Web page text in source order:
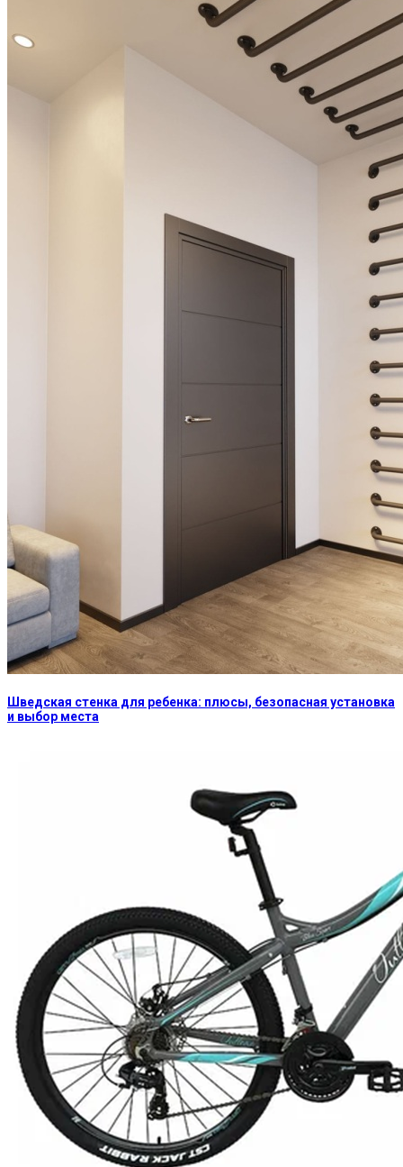
Шведская стенка для ребенка: плюсы, безопасная установка
и выбор места